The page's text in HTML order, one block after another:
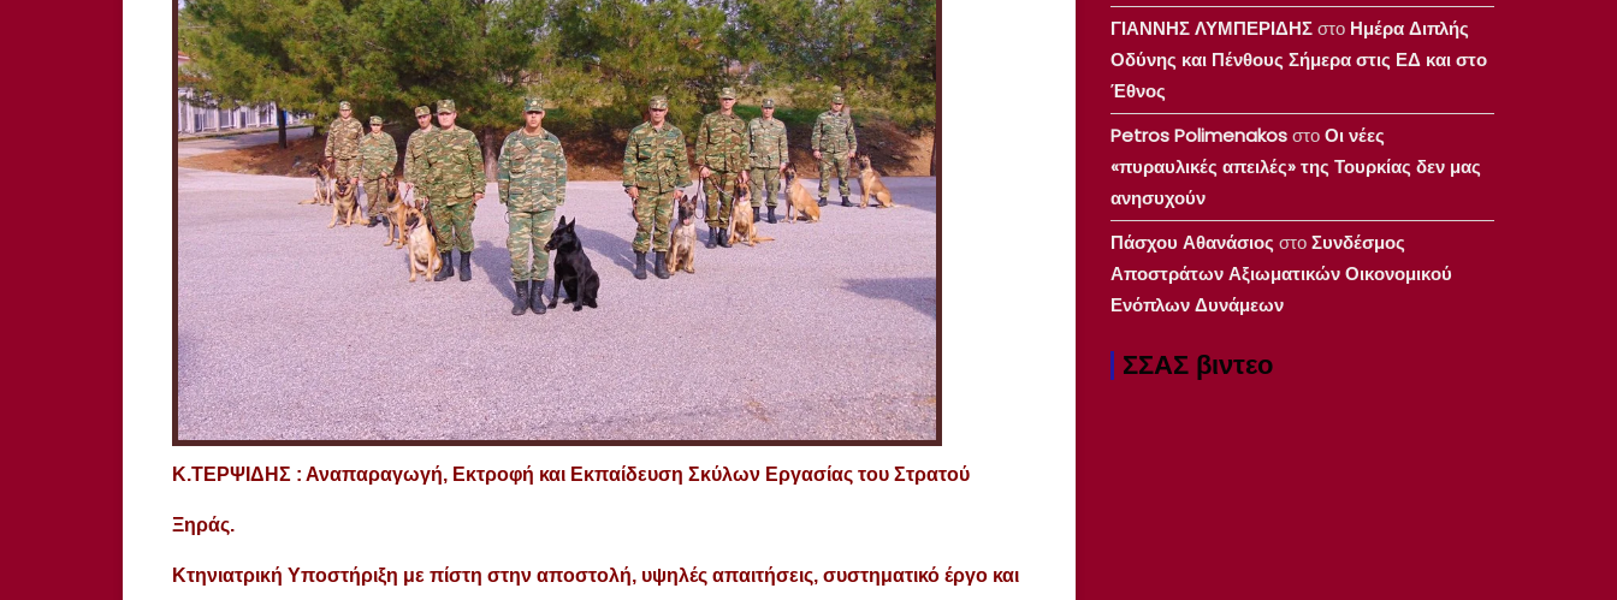
Κ.ΤΕΡΨΙΔΗΣ : Αναπαραγωγή, Εκτροφή και Εκπαίδευση Σκύλων Εργασίας του Στρατού
Ξηράς.
Κτηνιατρική Υποστήριξη με πίστη στην αποστολή, υψηλές απαιτήσεις, συστηματικό έργο και
ΓΙΑΝΝΗΣ ΛΥΜΠΕΡΙΔΗΣστο Ημέρα Διπλής
Οδύνης και Πένθους Σήμερα στις ΕΔ και στο
Έθνος
Petros PolimenakosστοΟι νέες
«πυραυλικές απειλές» της Τουρκίας δεν μας
ανησυχούν
Πάσχου Αθανάσιος στοΣυνδέσμος
Αποστράτων Αξιωματικών Οικονομικού
Ενόπλων Δυνάμεων
ΣΣΑΣ βιντεο